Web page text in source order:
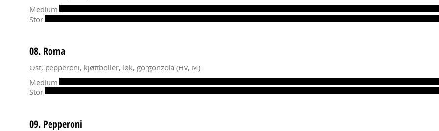
Medium
Stor
08. Roma
Ost, pepperoni, kjøttboller, løk, gorgonzola (HV, M)
Medium
Stor
09. Pepperoni